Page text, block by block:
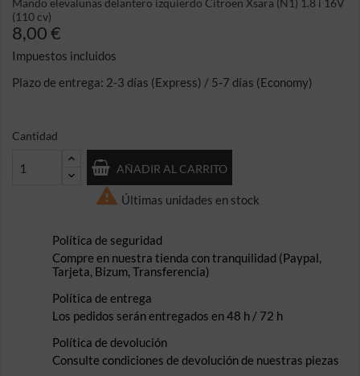
Mando elevalunas delantero izquierdo Citroen Xsara (N1) 1.8 i 16V
(110 cv)
8,00 €
Impuestos incluidos
Plazo de entrega: 2-3 días (Express) / 5-7 días (Economy)
Cantidad
AÑADIR AL CARRITO
 Últimas unidades en stock
Política de seguridad
Compre en nuestra tienda con tranquilidad (Paypal,
Tarjeta, Bizum, Transferencia)
Política de entrega
Los pedidos serán entregados en 48 h / 72 h
Política de devolución
Consulte condiciones de devolución de nuestras piezas